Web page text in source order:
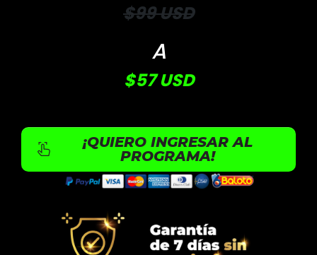
$99 USD
A
$57 USD
¡QUIERO INGRESAR AL
PROGRAMA!